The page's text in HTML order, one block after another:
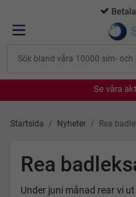
Se våra
Se våra
Se våra
Se våra
Startsida / Nyheter / Rea
Rea
Under juni månad rear vi